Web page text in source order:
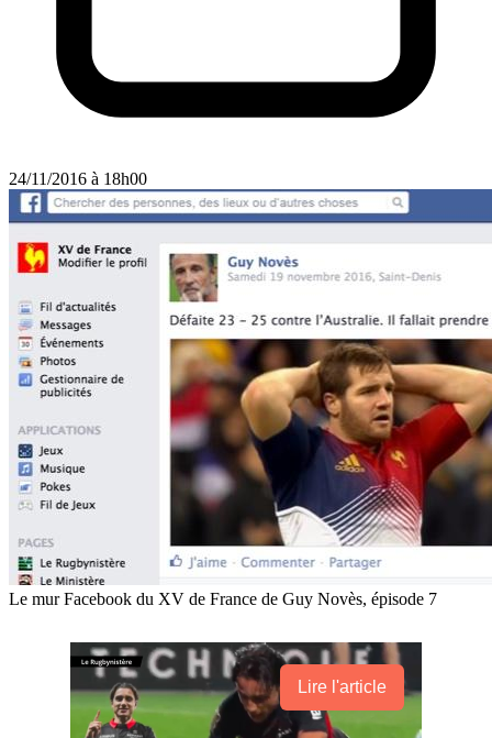
24/11/2016 à 18h00
Le mur Facebook du XV de France de Guy Novès, épisode 7
Lire l'article